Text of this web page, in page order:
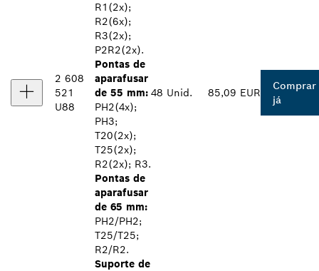
2 608
521
U88
R1(2x);
R2(6x);
R3(2x);
P2R2(2x).
Pontas de
aparafusar
de 55 mm:
PH2(4x);
PH3;
T20(2x);
T25(2x);
R2(2x); R3.
Pontas de
aparafusar
de 65 mm:
PH2/PH2;
T25/T25;
R2/R2.
Suporte de
48 Unid. 85,09 EUR
Comprar
já